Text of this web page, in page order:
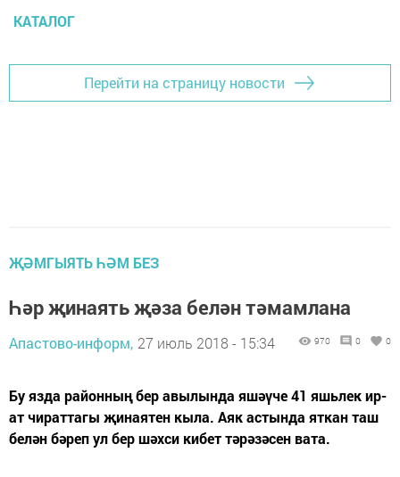
КАТАЛОГ
Перейти на страницу новости
ҖӘМГЫЯТЬ ҺӘМ БЕЗ
Һәр җинаять җәза белән тәмамлана
Апастово-информ, 27 июль 2018 - 15:34 970 0 0
Бу язда районның бер авылында яшәүче 41 яшьлек ир-
ат чираттагы җинаятен кыла. Аяк астында яткан таш
белән бәреп ул бер шәхси кибет тәрәзәсен вата.